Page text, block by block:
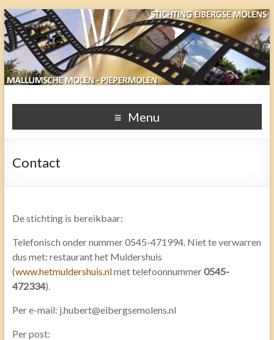
Stichting Eibergse Molens
Menu
Contact
De stichting is bereikbaar:
Telefonisch onder nummer 0545-471994. Niet te verwarren
dus met: restaurant het Muldershuis
(www.hetmuldershuis.nlmet telefoonnummer0545-
472334).
Per e-mail: j.hubert@eibergsemolens.nl
Per post: